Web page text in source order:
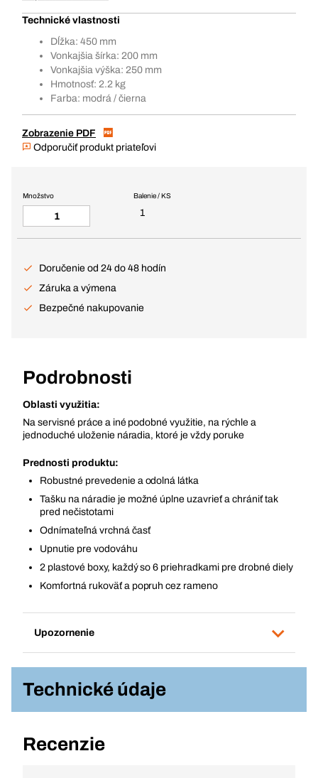
Technické vlastnosti
Dĺžka: 450 mm
Vonkajšia šírka: 200 mm
Vonkajšia výška: 250 mm
Hmotnosť: 2.2 kg
Farba: modrá / čierna
Zobrazenie PDF
Odporučiť produkt priateľovi
Balenie / KS
1
Množstvo
Doručenie od 24 do 48 hodín
Záruka a výmena
Bezpečné nakupovanie
Podrobnosti
Oblasti využitia:
Na servisné práce a iné podobné využitie, na rýchle a
jednoduché uloženie náradia, ktoré je vždy poruke
Prednosti produktu:
Robustné prevedenie a odolná látka
Tašku na náradie je možné úplne uzavrieť a chrániť tak
pred nečistotami
Odnímateľná vrchná časť
Upnutie pre vodováhu
2 plastové boxy, každý so 6 priehradkami pre drobné diely
Komfortná rukoväť a popruh cez rameno
Upozornenie
Technické údaje
Recenzie